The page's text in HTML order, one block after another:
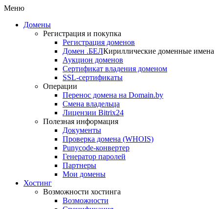
Меню
Домены
Регистрация и покупка
Регистрация доменов
Домен .БЕЛКириллические доменные имена
Аукцион доменов
Сертификат владения доменом
SSL-сертификаты
Операции
Перенос домена на Domain.by
Смена владельца
Лицензии Bitrix24
Полезная информация
Документы
Проверка домена (WHOIS)
Punycode-конвертер
Генератор паролей
Партнеры
Мои домены
Хостинг
Возможности хостинга
Возможности